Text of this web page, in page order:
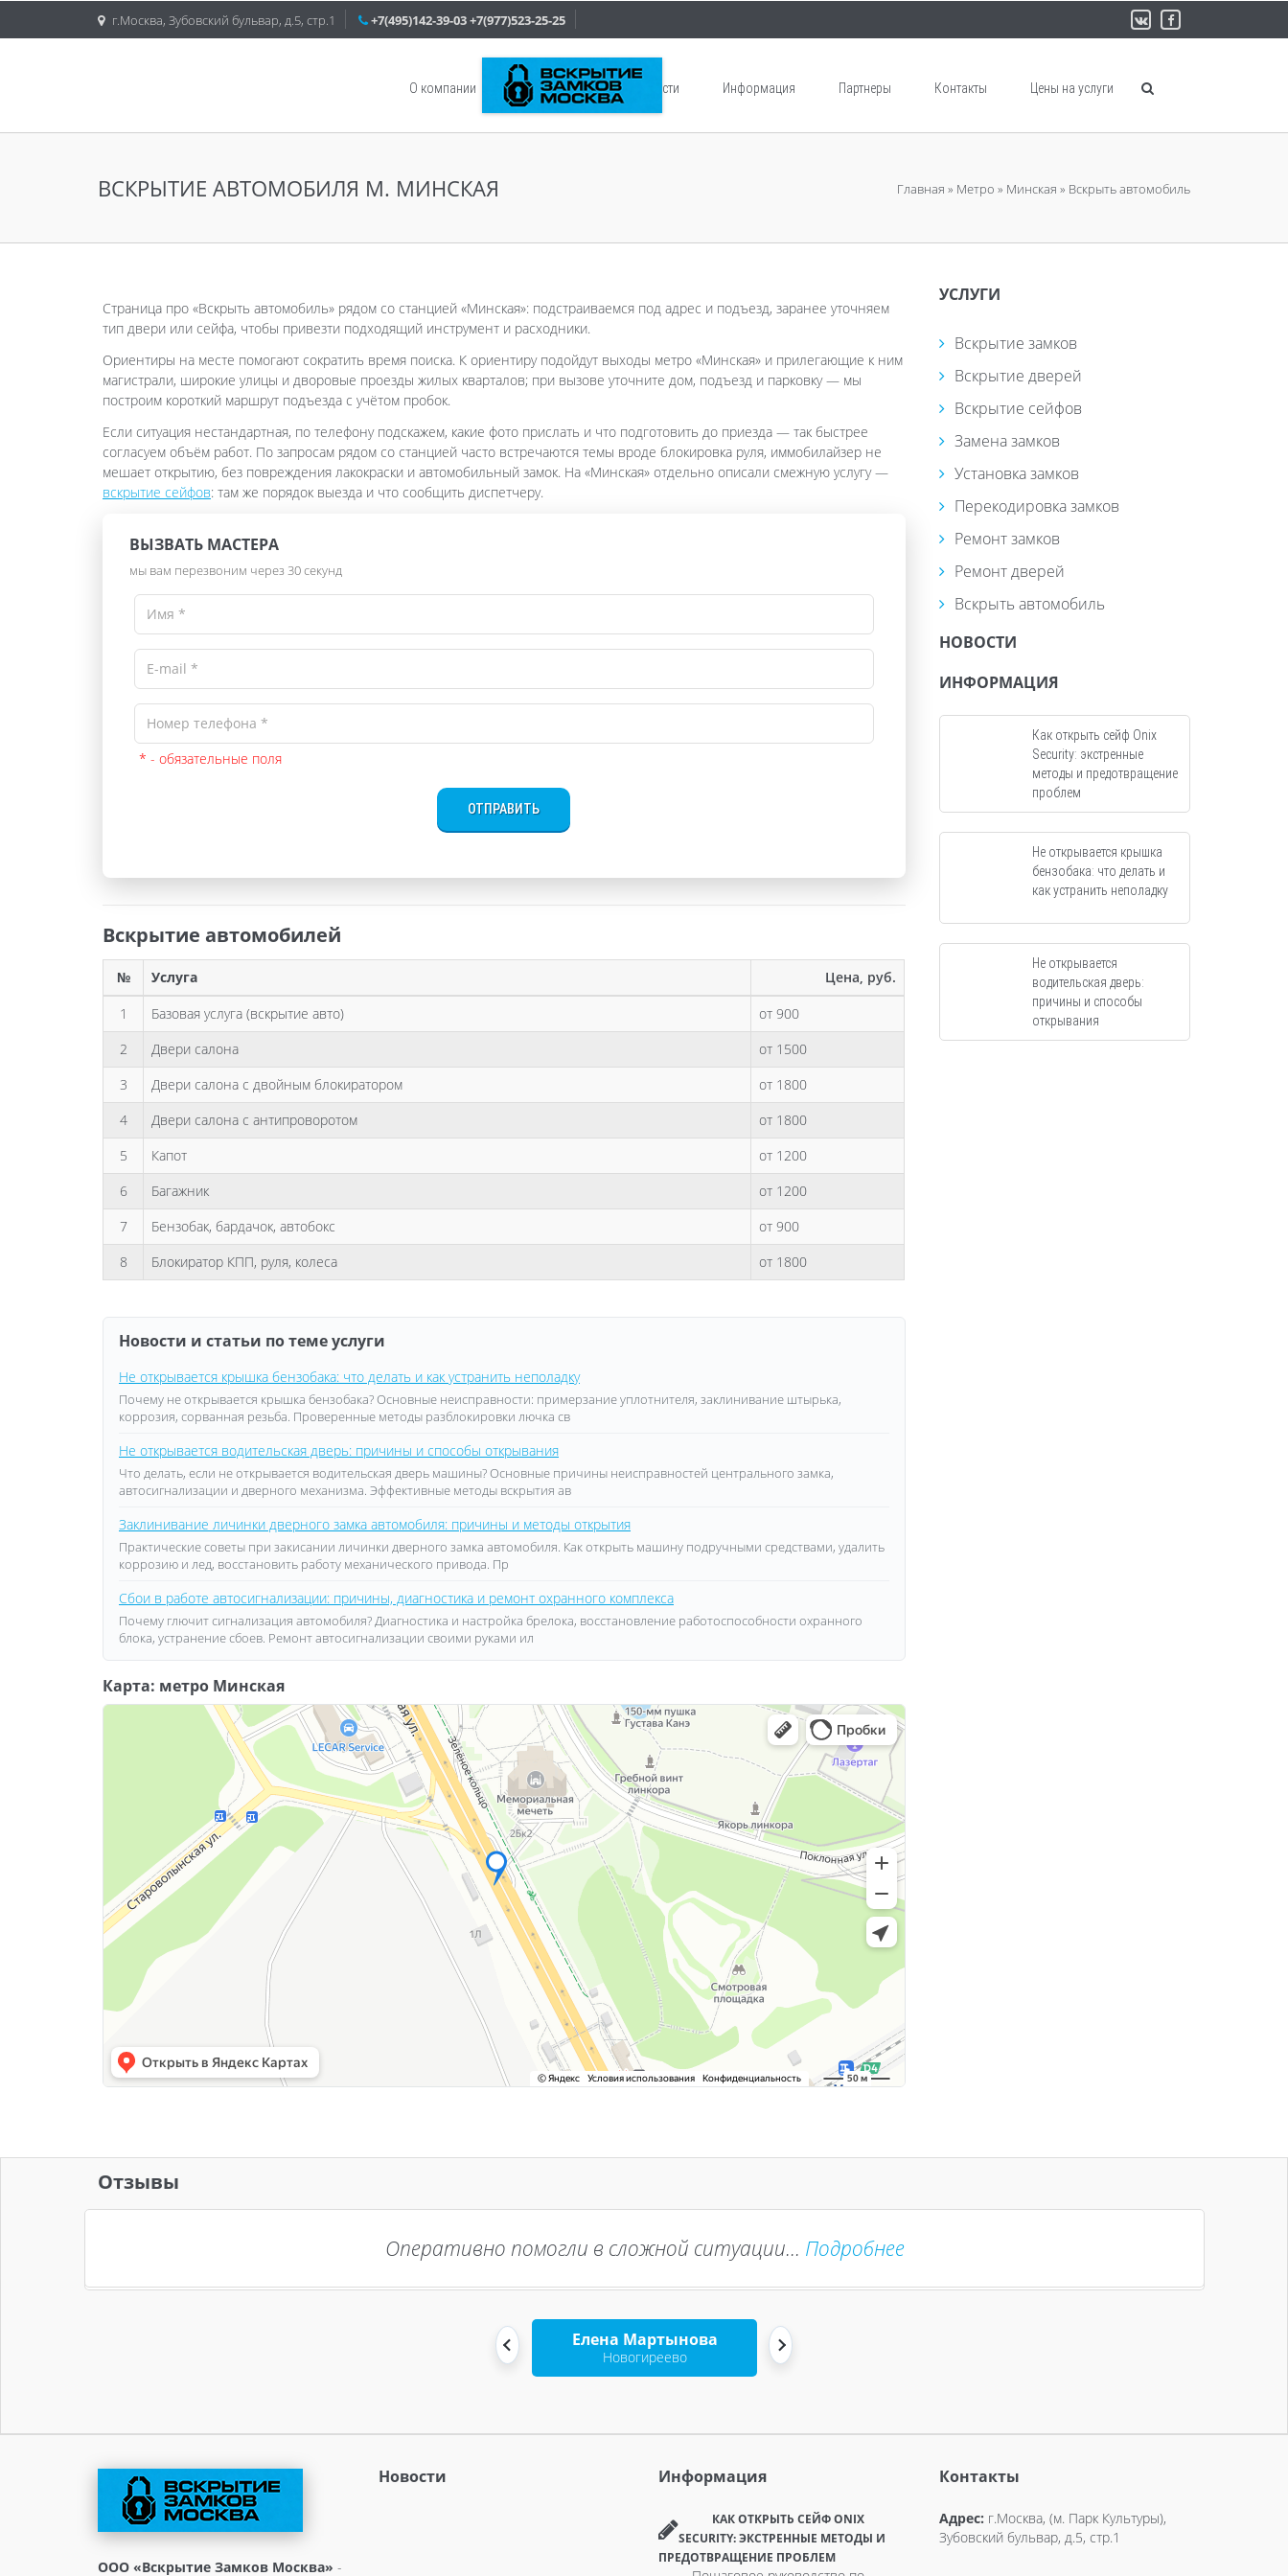
г.Москва, Зубовский бульвар, д.5, стр.1 +7(495)142-39-03+7(977)523-25-25
О компании Услуги Новости Информация Партнеры Контакты Цены на услуги
ВСКРЫТИЕ АВТОМОБИЛЯ М. МИНСКАЯ Главная » Метро » Минская » Вскрыть автомобиль
Страница про «Вскрыть автомобиль» рядом со станцией «Минская»: подстраиваемся под адрес и подъезд, заранее уточняем
тип двери или сейфа, чтобы привезти подходящий инструмент и расходники.
Ориентиры на месте помогают сократить время поиска. К ориентиру подойдут выходы метро «Минская» и прилегающие к ним
магистрали, широкие улицы и дворовые проезды жилых кварталов; при вызове уточните дом, подъезд и парковку — мы
построим короткий маршрут подъезда с учётом пробок.
Если ситуация нестандартная, по телефону подскажем, какие фото прислать и что подготовить до приезда — так быстрее
согласуем объём работ. По запросам рядом со станцией часто встречаются темы вроде блокировка руля, иммобилайзер не
мешает открытию, без повреждения лакокраски и автомобильный замок. На «Минская» отдельно описали смежную услугу —
вскрытие сейфов: там же порядок выезда и что сообщить диспетчеру.
ВЫЗВАТЬ МАСТЕРА
мы вам перезвоним через 30 секунд
* - обязательные поля
ОТПРАВИТЬ
Вскрытие автомобилей
№ Услуга
Цена, руб.
1
Базовая услуга (вскрытие авто)
от 900
2
Двери салона
от 1500
3
Двери салона с двойным блокиратором
от 1800
4
Двери салона с антипроворотом
от 1800
5
Капот
от 1200
6
Багажник
от 1200
7
Бензобак, бардачок, автобокс
от 900
8
Блокиратор КПП, руля, колеса от 1800
Новости и статьи по теме услуги
Не открывается крышка бензобака: что делать и как устранить неполадку
Почему не открывается крышка бензобака? Основные неисправности: примерзание уплотнителя, заклинивание штырька,
коррозия, сорванная резьба. Проверенные методы разблокировки лючка св
Не открывается водительская дверь: причины и способы открывания
Что делать, если не открывается водительская дверь машины? Основные причины неисправностей центрального замка,
автосигнализации и дверного механизма. Эффективные методы вскрытия ав
Заклинивание личинки дверного замка автомобиля: причины и методы открытия
Практические советы при закисании личинки дверного замка автомобиля. Как открыть машину подручными средствами, удалить
коррозию и лед, восстановить работу механического привода. Пр
Сбои в работе автосигнализации: причины, диагностика и ремонт охранного комплекса
Почему глючит сигнализация автомобиля? Диагностика и настройка брелока, восстановление работоспособности охранного
блока, устранение сбоев. Ремонт автосигнализации своими руками ил
Карта: метро Минская
УСЛУГИ
Вскрытие замков
Вскрытие дверей
Вскрытие сейфов
Замена замков
Установка замков
Перекодировка замков
Ремонт замков
Ремонт дверей
Вскрыть автомобиль
НОВОСТИ
ИНФОРМАЦИЯ
Как открыть сейф Onix
Security: экстренные
методы и предотвращение
проблем
Не открывается крышка
бензобака: что делать и
как устранить неполадку
Не открывается
водительская дверь:
причины и способы
открывания
Отзывы
Оперативно помогли в сложной ситуации... Подробнее
Елена Мартынова
Новогиреево
ООО «Вскрытие Замков Москва» -
Новости Информация
КАК ОТКРЫТЬ СЕЙФ ONIX
SECURITY: ЭКСТРЕННЫЕ МЕТОДЫ И
ПРЕДОТВРАЩЕНИЕ ПРОБЛЕМ
Контакты
Адрес: г.Москва, (м. Парк Культуры),
Зубовский бульвар, д.5, стр.1